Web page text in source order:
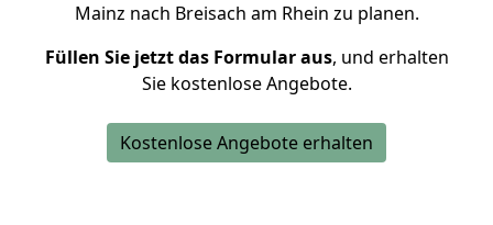
Mainz nach Breisach am Rhein zu planen.
Füllen Sie jetzt das Formular aus, und erhalten
Sie kostenlose Angebote.
Kostenlose Angebote erhalten